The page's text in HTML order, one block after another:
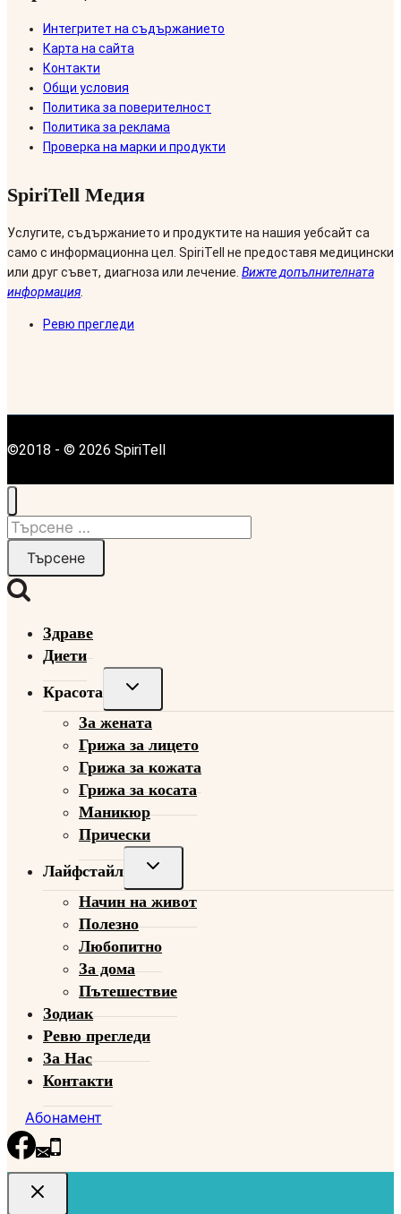
Интегритет на съдържанието
Карта на сайта
Контакти
Общи условия
Политика за поверителност
Политика за реклама
Проверка на марки и продукти
SpiriTell Медия
Услугите, съдържанието и продуктите на нашия уебсайт са
само с информационна цел. SpiriTell не предоставя медицински
или друг съвет, диагноза или лечение. Вижте допълнителната
информация
Ревю прегледи
©2018 - © 2026 SpiriTell
Търсене
Здраве
Диети
Красота
Toggle
menu
За жената
Грижа за лицето
Грижа за кожата
Грижа за косата
Маникюр
Прически
Лайфстайл
Toggle
menu
Начин на живот
Полезно
Любопитно
За дома
Пътешествие
Зодиак
Ревю прегледи
За Нас
Контакти
Абонамент